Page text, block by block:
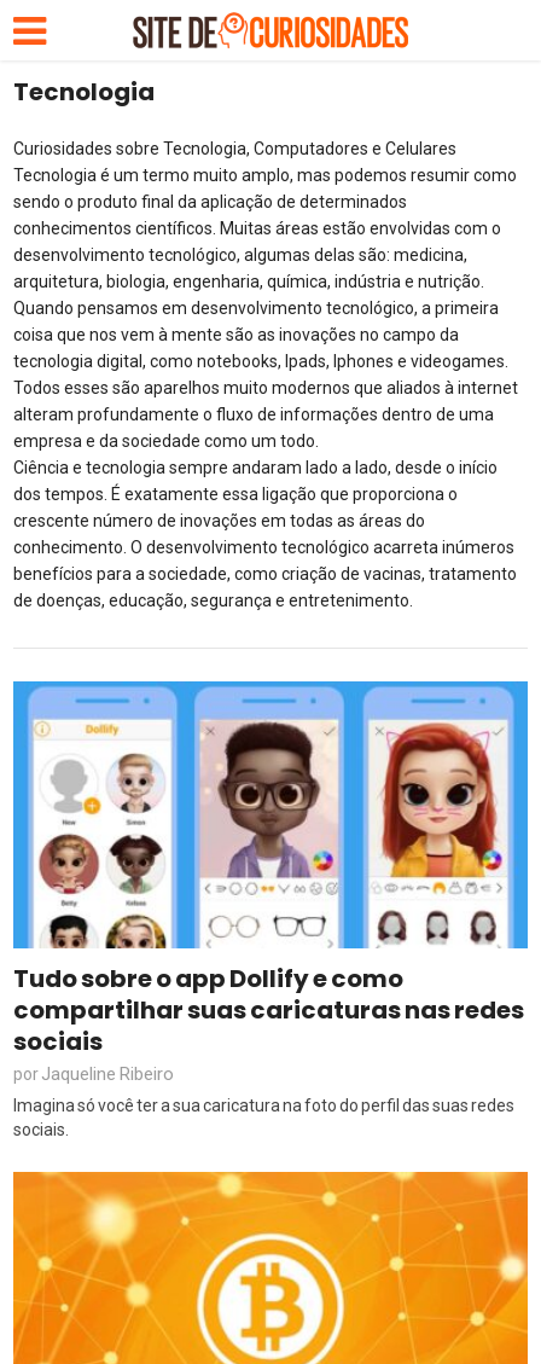
Tecnologia
Curiosidades sobre Tecnologia, Computadores e Celulares
Tecnologia é um termo muito amplo, mas podemos resumir como
sendo o produto final da aplicação de determinados
conhecimentos científicos. Muitas áreas estão envolvidas com o
desenvolvimento tecnológico, algumas delas são: medicina,
arquitetura, biologia, engenharia, química, indústria e nutrição.
Quando pensamos em desenvolvimento tecnológico, a primeira
coisa que nos vem à mente são as inovações no campo da
tecnologia digital, como notebooks, Ipads, Iphones e videogames.
Todos esses são aparelhos muito modernos que aliados à internet
alteram profundamente o fluxo de informações dentro de uma
empresa e da sociedade como um todo.
Ciência e tecnologia sempre andaram lado a lado, desde o início
dos tempos. É exatamente essa ligação que proporciona o
crescente número de inovações em todas as áreas do
conhecimento. O desenvolvimento tecnológico acarreta inúmeros
benefícios para a sociedade, como criação de vacinas, tratamento
de doenças, educação, segurança e entretenimento.
Tudo sobre o app Dollify e como
compartilhar suas caricaturas nas redes
sociais
porJaqueline Ribeiro
Imagina só você ter a sua caricatura na foto do perfil das suas redes
sociais.